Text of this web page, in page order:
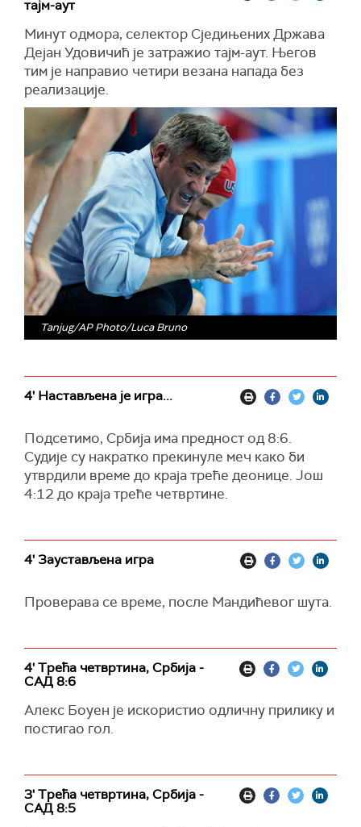
тајм-аут
Минут одмора, селектор Сједињених Држава
Дејан Удовичић је затражио тајм-аут. Његов
тим је направио четири везана напада без
реализације.
Tanjug/AP Photo/Luca Bruno
4' Настављена је игра...
Подсетимо, Србија има предност од 8:6.
Судије су накратко прекинуле меч како би
утврдили време до краја треће деонице. Још
4:12 до краја треће четвртине.
4' Заустављена игра
Проверава се време, после Мандићевог шута.
4' Трећа четвртина, Србија -
САД 8:6
Алекс Боуен је искористио одличну прилику и
постигао гол.
3' Трећа четвртина, Србија -
САД 8:5